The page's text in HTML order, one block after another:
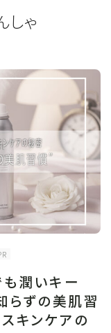
しゃ
潤いキー
らずの美肌習
キンケアの